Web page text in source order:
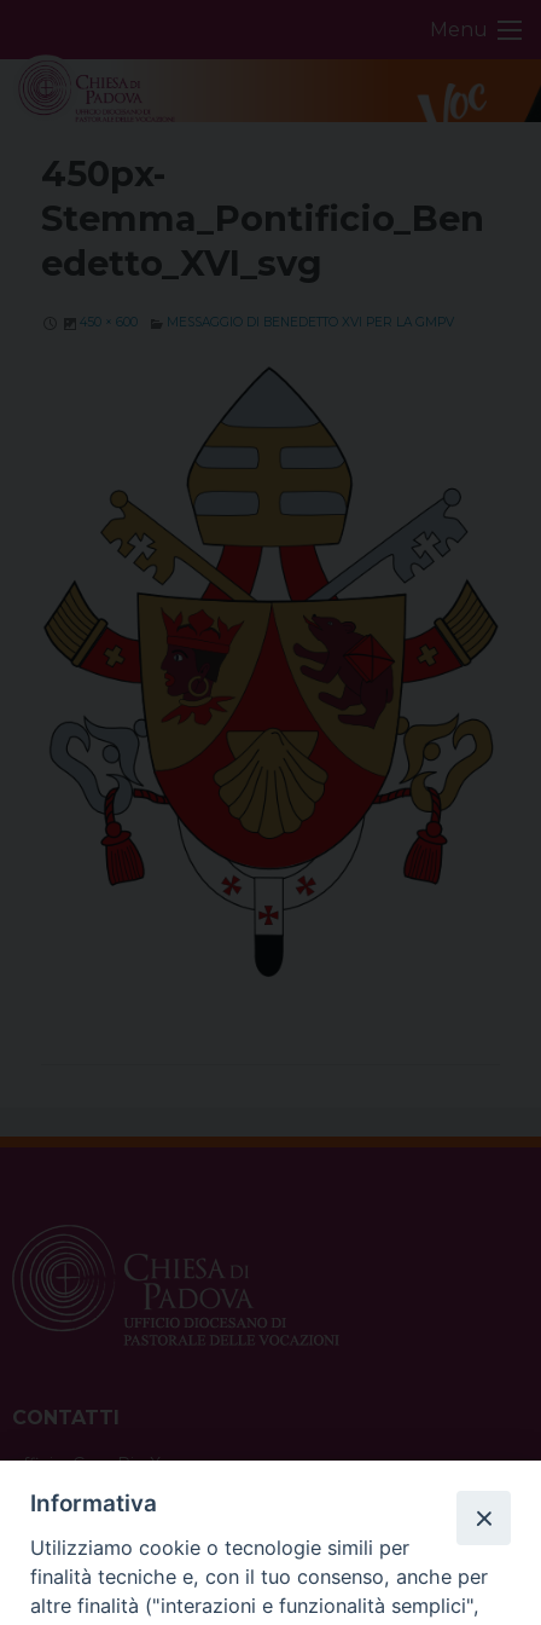
content
Menu
450px-
Stemma_Pontificio_Ben
edetto_XVI_svg
450 × 600 MESSAGGIO DI BENEDETTO XVI PER LA GMPV
CONTATTI
ufficio: Casa Pio X
via Bonporti, 20 – 35141 Padova
tel: +39 351 619 2354
e mail:ufficiovocazionipadova@gmail.com
Informativa
Utilizziamo cookie o tecnologie simili per
finalità tecniche e, con il tuo consenso, anche per
altre finalità ("interazioni e funzionalità semplici",